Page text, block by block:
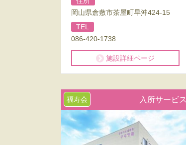
岡山県倉敷市茶屋町早沖424-15
TEL
086-420-1738
施設詳細ページ
福寿会 入所サービス